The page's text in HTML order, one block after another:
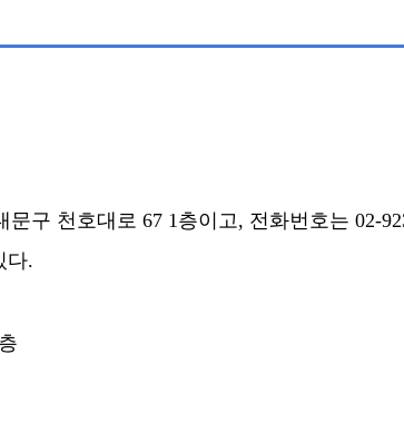
구 천호대로 67 1층이고, 전화번호는 02-
다.